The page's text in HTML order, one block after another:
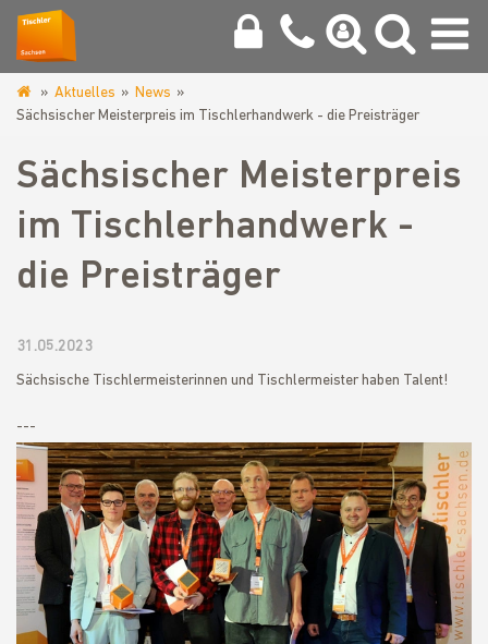
www.tischler-
Aktuelles
News
Sächsischer Meisterpreis im Tischlerhandwerk - die Preisträger
Sächsischer Meisterpreis
im Tischlerhandwerk -
die Preisträger
31.05.2023
Sächsische Tischlermeisterinnen und Tischlermeister haben Talent!
---